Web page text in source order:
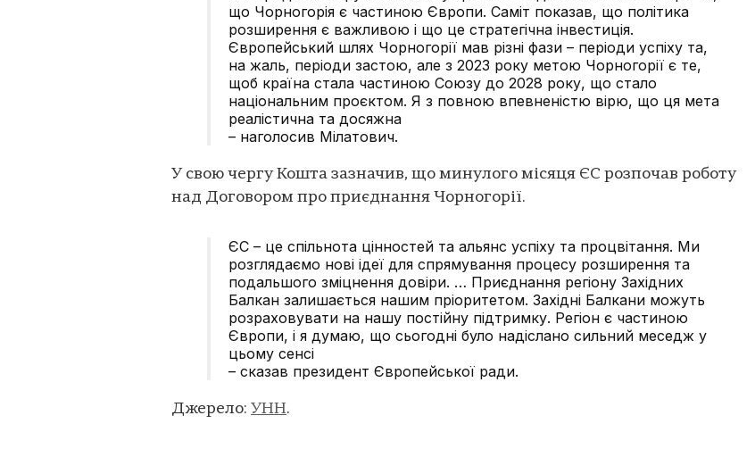
що Чорногорія є частиною Європи. Саміт показав, що політика
розширення є важливою і що це стратегічна інвестиція.
Європейський шлях Чорногорії мав різні фази – періоди успіху та,
на жаль, періоди застою, але з 2023 року метою Чорногорії є те,
щоб країна стала частиною Союзу до 2028 року, що стало
національним проєктом. Я з повною впевненістю вірю, що ця мета
реалістична та досяжна
– наголосив Мілатович.
У свою чергу Кошта зазначив, що минулого місяця ЄС розпочав роботу
над Договором про приєднання Чорногорії.
ЄС – це спільнота цінностей та альянс успіху та процвітання. Ми
розглядаємо нові ідеї для спрямування процесу розширення та
подальшого зміцнення довіри. … Приєднання регіону Західних
Балкан залишається нашим пріоритетом. Західні Балкани можуть
розраховувати на нашу постійну підтримку. Регіон є частиною
Європи, і я думаю, що сьогодні було надіслано сильний меседж у
цьому сенсі
– сказав президент Європейської ради.
Джерело: УНН.